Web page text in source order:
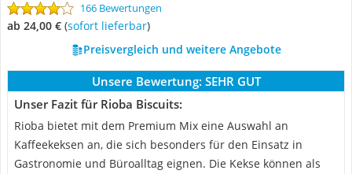
166 Bewertungen
ab 24,00 € ( Sofort lieferbar)
Preisvergleich und weitere Angebote
Unsere Bewertung: SEHR GUT
Unser Fazit für Rioba Biscuits:
Rioba bietet mit dem Premium Mix eine Auswahl an
Kaffeekeksen an, die sich besonders für den Einsatz in
Gastronomie und Büroalltag eignen. Die Kekse können als